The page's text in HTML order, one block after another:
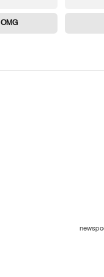
OMG